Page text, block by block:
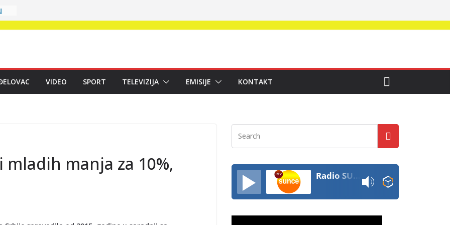
VIDEO SPORT TELEVIZIJA EMISIJE KONTAKT
manja za 10%,
Radio SUNCE